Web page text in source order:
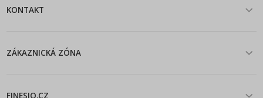
KONTAKT
ZÁKAZNICKÁ ZÓNA
FINESIO.CZ